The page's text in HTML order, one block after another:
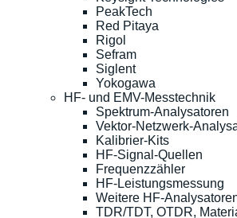
PeakTech
Red Pitaya
Rigol
Sefram
Siglent
Yokogawa
HF- und EMV-Messtechnik
Spektrum-Analysatoren
Vektor-Netzwerk-
Kalibrier-Kits
HF-Signal-Quellen
Frequenzzähler
HF-Leistungsmessung
Weitere HF-
TDR/TDT, OTDR,